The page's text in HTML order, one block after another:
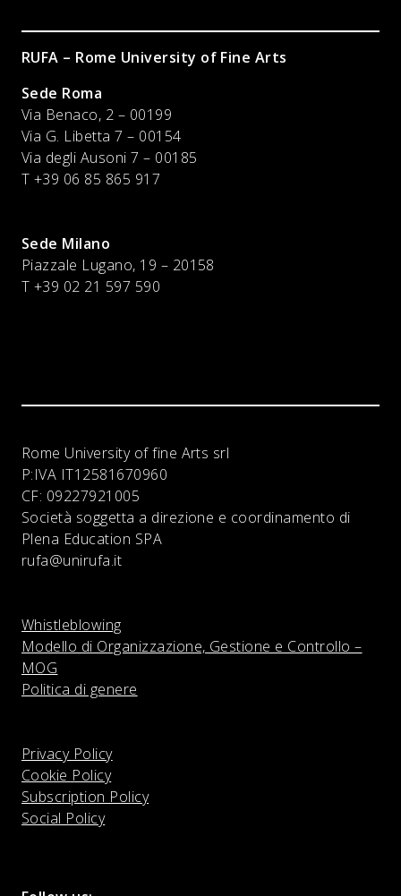
RUFA – Rome University of Fine Arts
Sede Roma
Via Benaco, 2 – 00199
Via G. Libetta 7 – 00154
Via degli Ausoni 7 – 00185
T +39 06 85 865 917
Sede Milano
Piazzale Lugano, 19 – 20158
T +39 02 21 597 590
Rome University of fine Arts srl
P:IVA IT12581670960
CF: 09227921005
Società soggetta a direzione e coordinamento di
Plena Education SPA
rufa@unirufa.it
Whistleblowing
Modello di Organizzazione, Gestione e Controllo –
MOG
Politica di genere
Privacy Policy
Cookie Policy
Subscription Policy
Social Policy